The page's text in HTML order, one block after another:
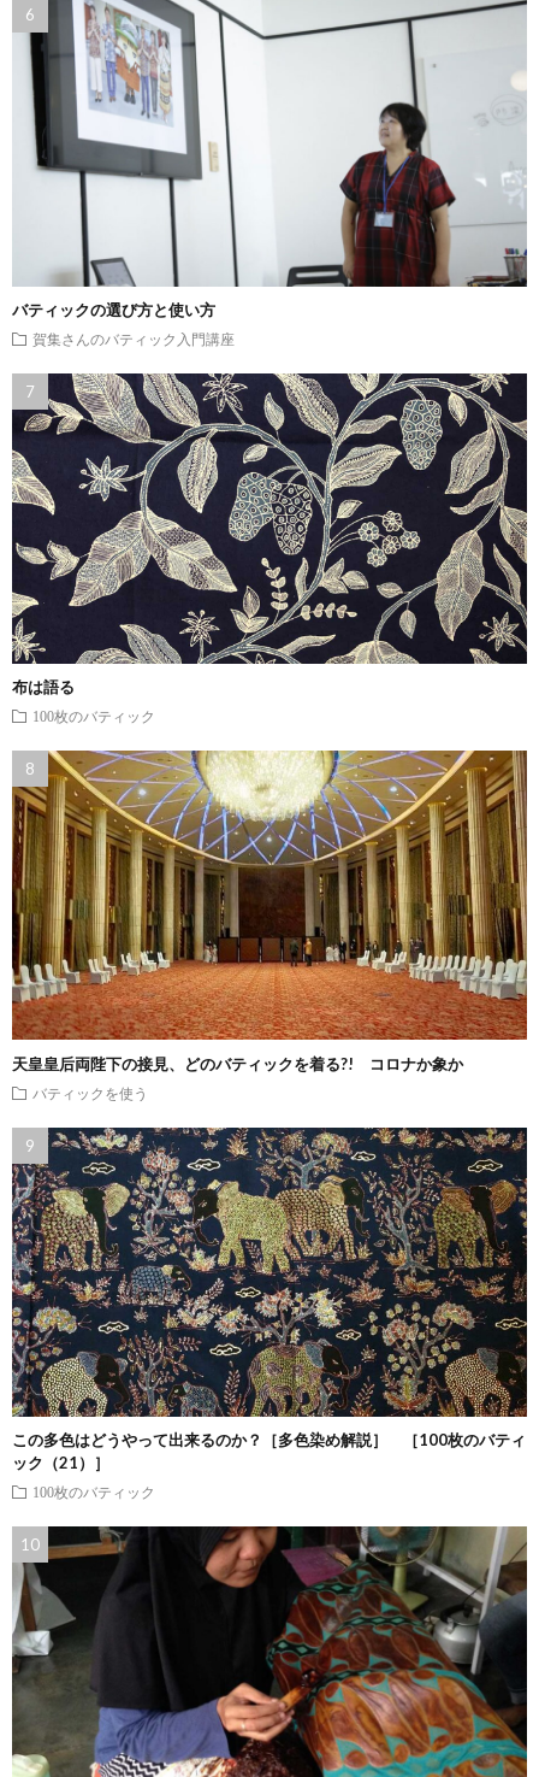
バティックの選び方と使い方
賀集さんのバティック入門講座
布は語る
100枚のバティック
天皇皇后両陛下の接見、どのバティックを着る?! コロナか象か
バティックを使う
この多色はどうやって出来るのか？［多色染め解説］ ［100枚のバティ
ック（21）］
100枚のバティック